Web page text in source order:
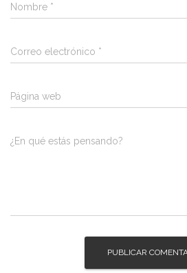
Nombre *
Correo electrónico *
Página web
¿En qué estás pensando?